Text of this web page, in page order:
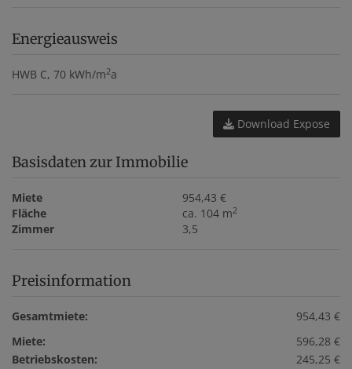
Energieausweis
HWB C, 70 kWh/m2a
Download Expose
Basisdaten zur Immobilie
Miete
954,43 €
Fläche
ca. 104 m2
Zimmer 3,5
Preisinformation
Gesamtmiete:
954,43 €
Miete:
596,28 €
Betriebskosten:
245,25 €